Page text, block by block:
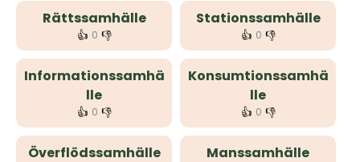
Rättssamhälle
👍 0 👎
Stationssamhälle
👍 0 👎
Informationssamhä
lle
👍 0 👎
Konsumtionssamhä
lle
👍 0 👎
Överflödssamhälle Manssamhälle